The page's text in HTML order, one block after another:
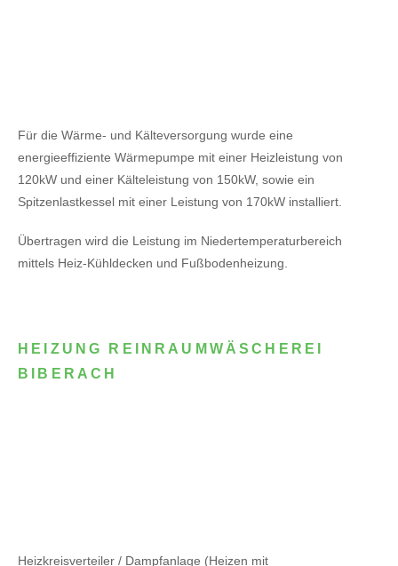
Für die Wärme- und Kälteversorgung wurde eine
energieeffiziente Wärmepumpe mit einer Heizleistung von
120kW und einer Kälteleistung von 150kW, sowie ein
Spitzenlastkessel mit einer Leistung von 170kW installiert.
Übertragen wird die Leistung im Niedertemperaturbereich
mittels Heiz-Kühldecken und Fußbodenheizung.
HEIZUNG REINRAUMWÄSCHEREI
BIBERACH
Heizkreisverteiler / Dampfanlage (Heizen mit